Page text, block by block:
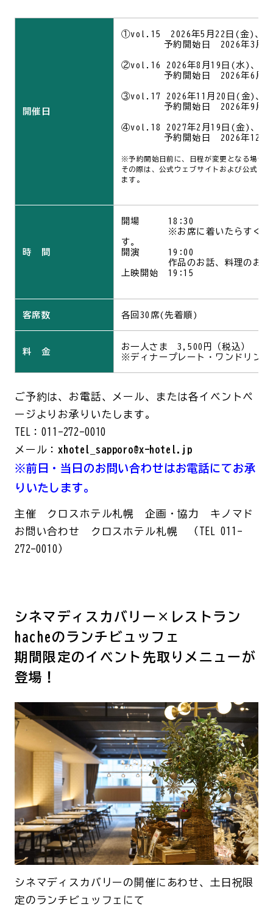
開催日
①vol.15 2026年5月22日(金)、
予約開始日 2026年3月20
②vol.16 2026年8月19日(水)、
予約開始日 2026年6月19
③vol.17 2026年11月20日(金)、
予約開始日 2026年9月18
④vol.18 2027年2月19日(金)、
予約開始日 2026年12月
※予約開始日前に、日程が変更となる場合
その際は、公式ウェブサイトおよび公式
ます。
時 間
開場 18:30
※お席に着いたらすぐにお
す。
開演 19:00
作品のお話、料理のお話を
上映開始 19:15
客席数 各回30席(先着順)
料 金
お一人さま 3,500円（税込）
※ディナープレート・ワンドリンク
ご予約は、お電話、メール、または各イベントペ
ージよりお承りいたします。
TEL：011-272-0010
メール：xhotel_sapporo@x-hotel.jp
※前日・当日のお問い合わせはお電話にてお承
りいたします。
主催 クロスホテル札幌 企画・協力 キノマド
お問い合わせ クロスホテル札幌 （TEL 011-
272-0010）
シネマディスカバリー×レストラン
hacheのランチビュッフェ
期間限定のイベント先取りメニューが
登場！
シネマディスカバリーの開催にあわせ、土日祝限
定のランチビュッフェにて